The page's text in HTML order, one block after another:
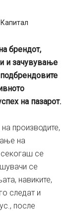
брендот,
и зачувување
на пазарот.
производите,
на
се
се
навиките,
следат и
после